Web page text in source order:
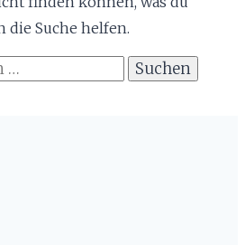
die Suche helfen.